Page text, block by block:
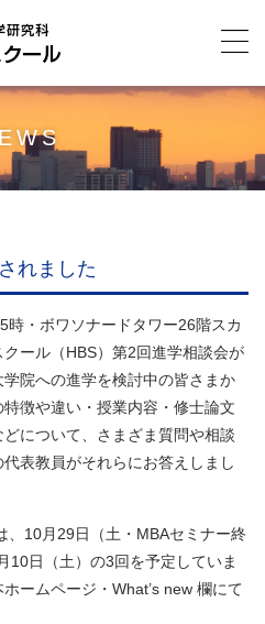
れました
・ボワソナードタワー26階スカ
ール（HBS）第2回進学相談会が
院への進学を検討中の皆さまか
徴や違い・授業内容・修士論文
について、さまざま質問や相談
表教員がそれらにお答えしまし
、10月29日（土・MBAセミナー終
10日（土）の3回を予定していま
ームページ・What’s new 欄にて